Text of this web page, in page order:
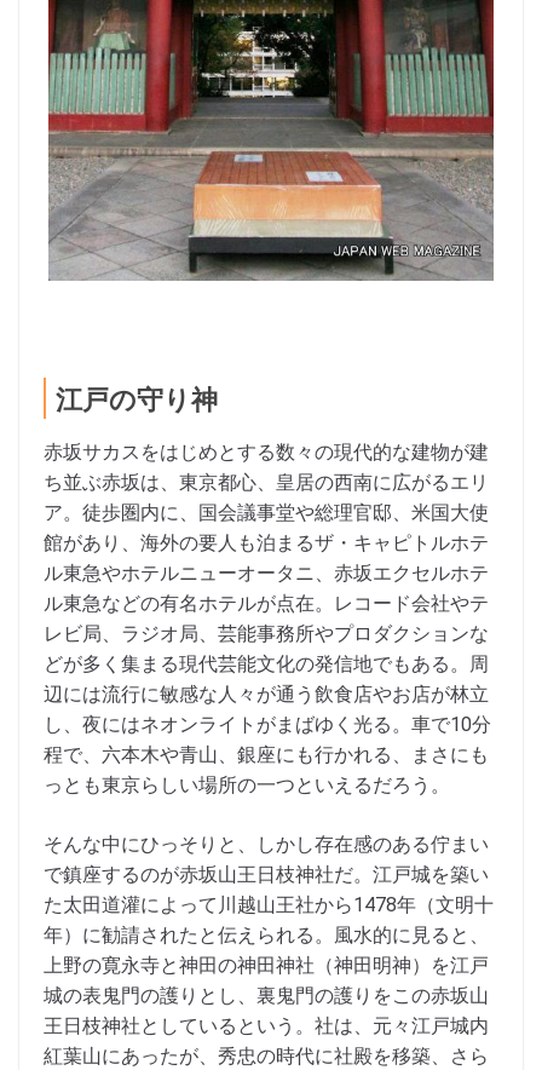
江戸の守り神
赤坂サカスをはじめとする数々の現代的な建物が建
ち並ぶ赤坂は、東京都心、皇居の西南に広がるエリ
ア。徒歩圏内に、国会議事堂や総理官邸、米国大使
館があり、海外の要人も泊まるザ・キャピトルホテ
ル東急やホテルニューオータニ、赤坂エクセルホテ
ル東急などの有名ホテルが点在。レコード会社やテ
レビ局、ラジオ局、芸能事務所やプロダクションな
どが多く集まる現代芸能文化の発信地でもある。周
辺には流行に敏感な人々が通う飲食店やお店が林立
し、夜にはネオンライトがまばゆく光る。車で10分
程で、六本木や青山、銀座にも行かれる、まさにも
っとも東京らしい場所の一つといえるだろう。
そんな中にひっそりと、しかし存在感のある佇まい
で鎮座するのが赤坂山王日枝神社だ。江戸城を築い
た太田道灌によって川越山王社から1478年（文明十
年）に勧請されたと伝えられる。風水的に見ると、
上野の寛永寺と神田の神田神社（神田明神）を江戸
城の表鬼門の護りとし、裏鬼門の護りをこの赤坂山
王日枝神社としているという。社は、元々江戸城内
紅葉山にあったが、秀忠の時代に社殿を移築、さら